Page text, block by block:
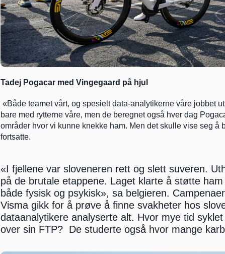
Tadej Pogacar med Vingegaard på hjul
bare med rytterne våre, men de beregnet også hver dag
områder hvor vi kunne knekke ham. Men det skulle vise seg å
fortsatte.
«I fjellene var sloveneren rett og slett suveren.
på de brutale etappene. Laget klarte å støtte
både fysisk og psykisk», sa belgieren.
Visma gikk for å prøve å finne svakheter hos
dataanalytikere analyserte alt. Hvor mye tid
over sin FTP?  De studerte også hvor mange